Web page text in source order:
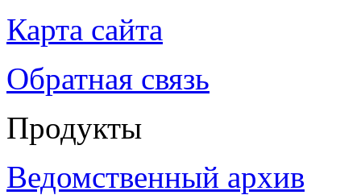
Карта сайта
Обратная связь
Продукты
Ведомственный архив